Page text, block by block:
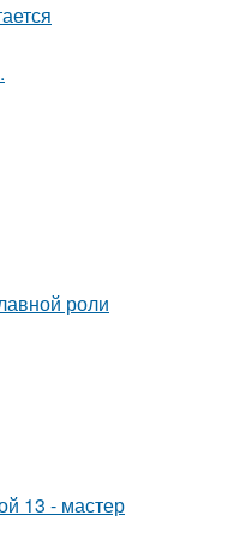
роли
13 - мастер